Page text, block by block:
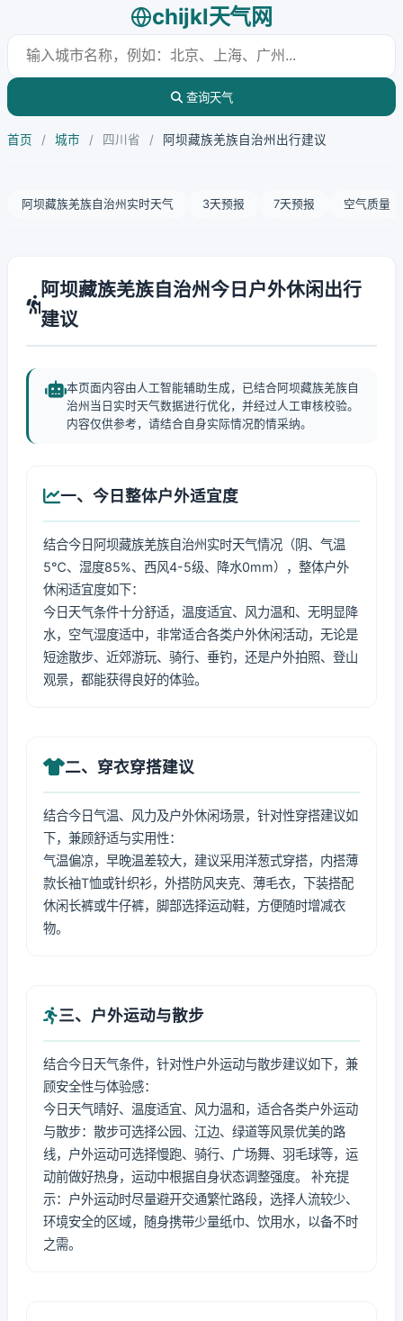
chijkl天气网
查询天气
首页 / 城市 / 四川省 / 阿坝藏族羌族自治州出行建议
阿坝藏族羌族自治州实时天气 3天预报 7天预报 空气质量
阿坝藏族羌族自治州今日户外休闲出行
建议
本页面内容由人工智能辅助生成，已结合阿坝藏族羌族自
治州当日实时天气数据进行优化，并经过人工审核校验。
内容仅供参考，请结合自身实际情况酌情采纳。
一、今日整体户外适宜度
结合今日阿坝藏族羌族自治州实时天气情况（阴、气温
5℃、湿度85%、西风4-5级、降水0mm），整体户外
休闲适宜度如下：
今日天气条件十分舒适，温度适宜、风力温和、无明显降
水，空气湿度适中，非常适合各类户外休闲活动，无论是
短途散步、近郊游玩、骑行、垂钓，还是户外拍照、登山
观景，都能获得良好的体验。
二、穿衣穿搭建议
结合今日气温、风力及户外休闲场景，针对性穿搭建议如
下，兼顾舒适与实用性：
气温偏凉，早晚温差较大，建议采用洋葱式穿搭，内搭薄
款长袖T恤或针织衫，外搭防风夹克、薄毛衣，下装搭配
休闲长裤或牛仔裤，脚部选择运动鞋，方便随时增减衣
物。
三、户外运动与散步
结合今日天气条件，针对性户外运动与散步建议如下，兼
顾安全性与体验感：
今日天气晴好、温度适宜、风力温和，适合各类户外运动
与散步：散步可选择公园、江边、绿道等风景优美的路
线，户外运动可选择慢跑、骑行、广场舞、羽毛球等，运
动前做好热身，运动中根据自身状态调整强度。 补充提
示：户外运动时尽量避开交通繁忙路段，选择人流较少、
环境安全的区域，随身携带少量纸巾、饮用水，以备不时
之需。